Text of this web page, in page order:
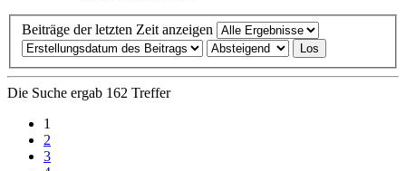
Beiträge der letzten Zeit anzeigen
Die Suche ergab 162 Treffer
1
2
3